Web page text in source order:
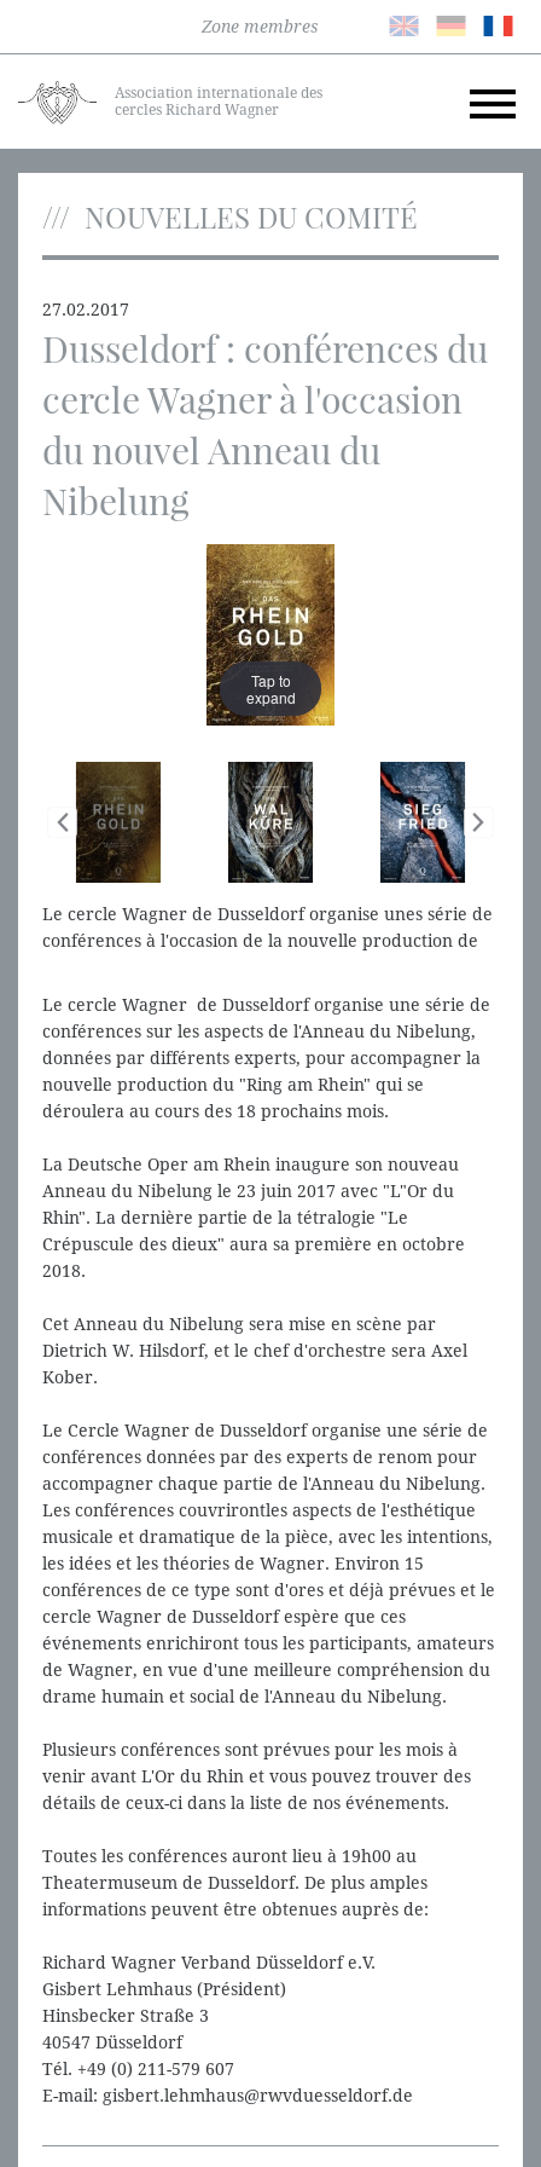
Zone membres
Association internationale des
cercles Richard Wagner
NOUVELLES DU COMITÉ
27.02.2017
Dusseldorf : conférences du
cercle Wagner à l'occasion
du nouvel Anneau du
Nibelung
Tap to
expand
Tap to
expand
Le cercle Wagner de Dusseldorf organise unes série de
conférences à l'occasion de la nouvelle production de
complète en octobre 2018
Le cercle Wagner de Dusseldorf organise une série de
conférences sur les aspects de l'Anneau du Nibelung,
données par différents experts, pour accompagner la
nouvelle production du "Ring am Rhein" qui se
déroulera au cours des 18 prochains mois.
La Deutsche Oper am Rhein inaugure son nouveau
Anneau du Nibelung le 23 juin 2017 avec "L"Or du
Rhin". La dernière partie de la tétralogie "Le
Crépuscule des dieux" aura sa première en octobre
2018.
Cet Anneau du Nibelung sera mise en scène par
Dietrich W. Hilsdorf, et le chef d'orchestre sera Axel
Kober.
Le Cercle Wagner de Dusseldorf organise une série de
conférences données par des experts de renom pour
accompagner chaque partie de l'Anneau du Nibelung.
Les conférences couvrirontles aspects de l'esthétique
musicale et dramatique de la pièce, avec les intentions,
les idées et les théories de Wagner. Environ 15
conférences de ce type sont d'ores et déjà prévues et le
cercle Wagner de Dusseldorf espère que ces
événements enrichiront tous les participants, amateurs
de Wagner, en vue d'une meilleure compréhension du
drame humain et social de l'Anneau du Nibelung.
Plusieurs conférences sont prévues pour les mois à
venir avant L'Or du Rhin et vous pouvez trouver des
détails de ceux-ci dans la liste de nos événements.
Toutes les conférences auront lieu à 19h00 au
Theatermuseum de Dusseldorf. De plus amples
informations peuvent être obtenues auprès de:
Richard Wagner Verband Düsseldorf e.V.
Gisbert Lehmhaus (Président)
Hinsbecker Straße 3
40547 Düsseldorf
Tél. +49 (0) 211-579 607
E-mail: gisbert.lehmhaus@rwvduesseldorf.de